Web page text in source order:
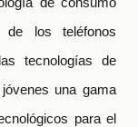
de los teléfonos
tecnologías de
una gama
para el